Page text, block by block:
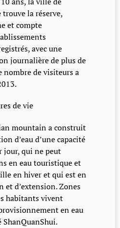
la réserve,
et compte
avec une
journalière de plus de
nombre de visiteurs a
de vie
mountain a construit
d’eau d’une capacité
jour, qui ne peut
en eau touristique et
en hiver et qui est en
et d’extension. Zones
habitants vivent
en eau